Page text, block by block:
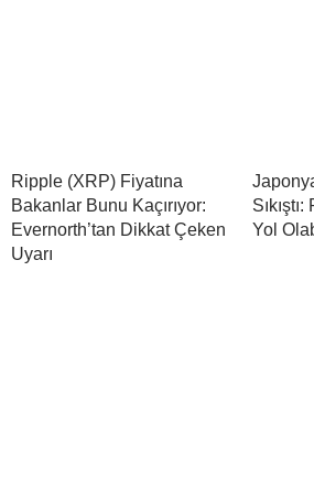
Ripple (XRP) Fiyatına
Bakanlar Bunu Kaçırıyor:
Evernorth’tan Dikkat Çeken
Uyarı
Yol